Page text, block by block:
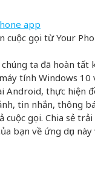
cuộc gọi từ Your
ta đã hoàn tất
tính Windows 10
Android, thực hiện
tin nhắn, thông
cuộc gọi. Chia sẻ trải
bạn về ứng dụn này